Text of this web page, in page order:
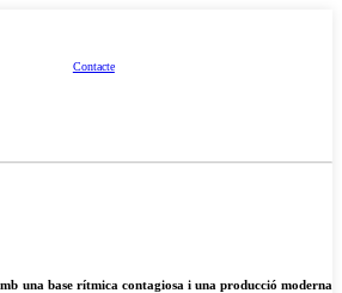
Contacte
una base rítmica contagiosa i una producció moderna